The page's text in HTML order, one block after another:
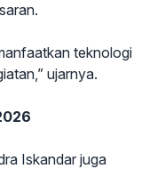
teknologi
ujarnya.
Iskandar juga